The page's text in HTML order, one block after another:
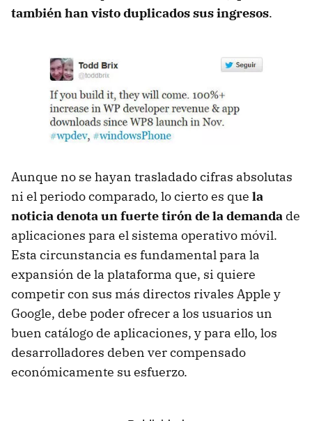
también han visto duplicados sus ingresos.
Aunque no se hayan trasladado cifras absolutas
ni el periodo comparado, lo cierto es que la
noticia denota un fuerte tirón de la demanda de
aplicaciones para el sistema operativo móvil.
Esta circunstancia es fundamental para la
expansión de la plataforma que, si quiere
competir con sus más directos rivales Apple y
Google, debe poder ofrecer a los usuarios un
buen catálogo de aplicaciones, y para ello, los
desarrolladores deben ver compensado
económicamente su esfuerzo.